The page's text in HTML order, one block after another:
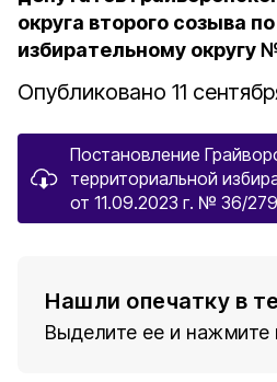
округа второго созыва
избирательному округу
Опубликовано 11
Постановление
территориальной
от 11.09.2023 г. № 36/
Нашли опечатку в
Выделите ее и нажмите